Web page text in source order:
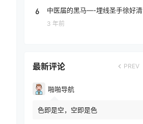
6 中医届的黑马—-埋线圣手徐好清
3 年前
最新评论 PREV
啪啪导航
色即是空，空即是色